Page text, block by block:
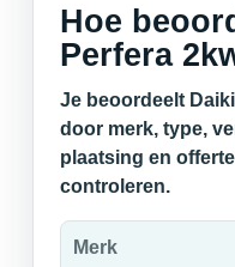
Hoe
Perfera
Je beoordeelt
door merk, type,
plaatsing en
controleren.
Merk